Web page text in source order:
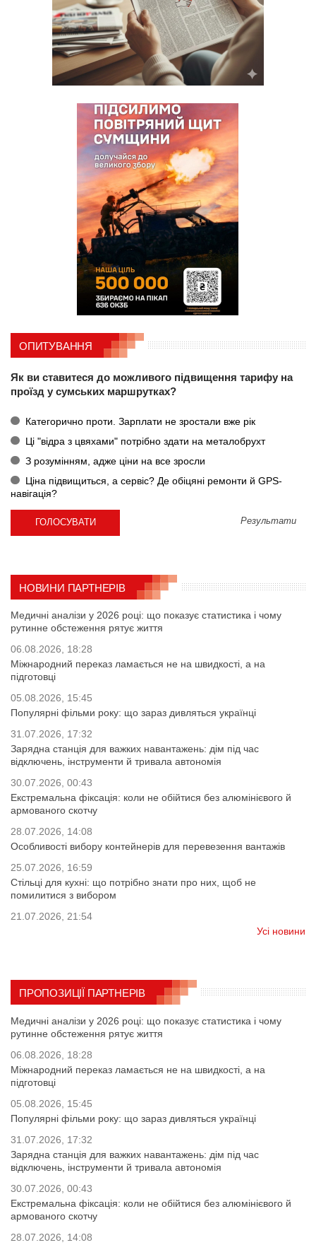
ОПИТУВАННЯ
Як ви ставитеся до можливого підвищення тарифу на
проїзд у сумських маршрутках?
Категорично проти. Зарплати не зростали вже рік
Ці "відра з цвяхами" потрібно здати на металобрухт
З розумінням, адже ціни на все зросли
Ціна підвищиться, а сервіс? Де обіцяні ремонти й GPS-
навігація?
Результати
НОВИНИ ПАРТНЕРІВ
Медичні аналізи у 2026 році: що показує статистика і чому
рутинне обстеження рятує життя
06.08.2026, 18:28
Міжнародний переказ ламається не на швидкості, а на
підготовці
05.08.2026, 15:45
Популярні фільми року: що зараз дивляться українці
31.07.2026, 17:32
Зарядна станція для важких навантажень: дім під час
відключень, інструменти й тривала автономія
30.07.2026, 00:43
Екстремальна фіксація: коли не обійтися без алюмінієвого й
армованого скотчу
28.07.2026, 14:08
Особливості вибору контейнерів для перевезення вантажів
25.07.2026, 16:59
Стільці для кухні: що потрібно знати про них, щоб не
помилитися з вибором
21.07.2026, 21:54
Усі новини
ПРОПОЗИЦІЇ ПАРТНЕРІВ
Медичні аналізи у 2026 році: що показує статистика і чому
рутинне обстеження рятує життя
06.08.2026, 18:28
Міжнародний переказ ламається не на швидкості, а на
підготовці
05.08.2026, 15:45
Популярні фільми року: що зараз дивляться українці
31.07.2026, 17:32
Зарядна станція для важких навантажень: дім під час
відключень, інструменти й тривала автономія
30.07.2026, 00:43
Екстремальна фіксація: коли не обійтися без алюмінієвого й
армованого скотчу
28.07.2026, 14:08